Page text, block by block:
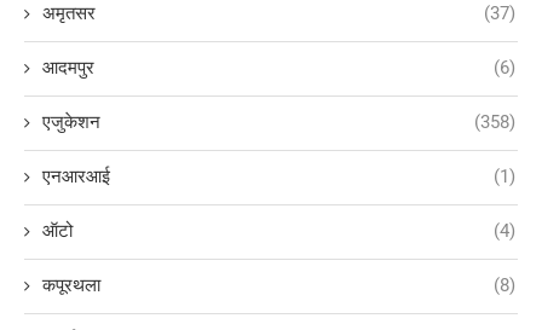
अमृतसर (37)
आदमपुर (6)
एजुकेशन (358)
एनआरआई (1)
ऑटो (4)
कपूरथला (8)